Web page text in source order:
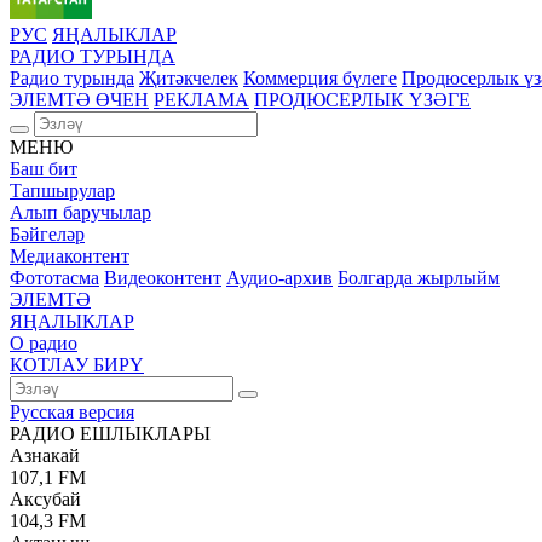
РУС ЯҢАЛЫКЛАР
РАДИО ТУРЫНДА
Радио турында Җитәкчелек Коммерция бүлеге Продюсерлык
ЭЛЕМТӘ ӨЧЕН РЕКЛАМА ПРОДЮСЕРЛЫК ҮЗӘГЕ
МЕНЮ
Баш бит
Тапшырулар
Алып баручылар
Бәйгеләр
Медиаконтент
Фототасма Видеоконтент Аудио-архив Болгарда жырлыйм
ЭЛЕМТӘ
ЯҢАЛЫКЛАР
О радио
КОТЛАУ БИРҮ
Русская версия
РАДИО ЕШЛЫКЛАРЫ
Азнакай
107,1 FM
Аксубай
104,3 FM